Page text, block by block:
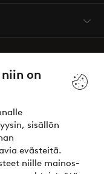
on
sisällön
evästeitä.
niille mainos-